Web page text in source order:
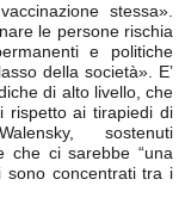
stessa».
le persone rischia
e politiche
della società». E’
di alto livello, che
rispetto ai tirapiedi di
sostenuti
che ci sarebbe “una
sono concentrati tra i